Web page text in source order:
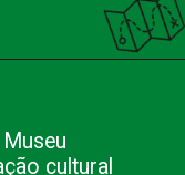
Museu
cultural